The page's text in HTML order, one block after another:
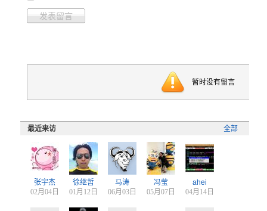
发表留言
暂时没有留言
全部
最近来访
张宇杰
02月04日
徐继哲
01月12日
马涛
06月03日
冯莹
05月07日
ahei
04月14日